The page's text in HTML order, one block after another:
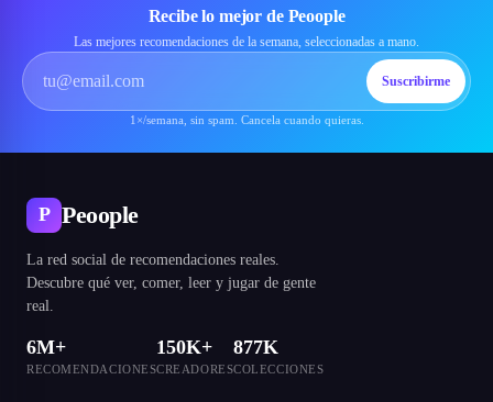
Recibe lo mejor de Peoople
Las mejores recomendaciones de la semana, seleccionadas a mano.
Suscribirme
1×/semana, sin spam. Cancela cuando quieras.
P Peoople
La red social de recomendaciones reales.
Descubre qué ver, comer, leer y jugar de gente
real.
6M+
RECOMENDACIONES
150K+
CREADORES
877K
COLECCIONES